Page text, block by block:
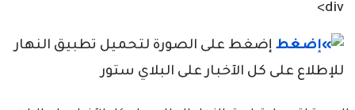
div>
إضغط على الصورة لتحميل تطبيق النهار
للإطلاع على كل الآخبار على البلاي ستور